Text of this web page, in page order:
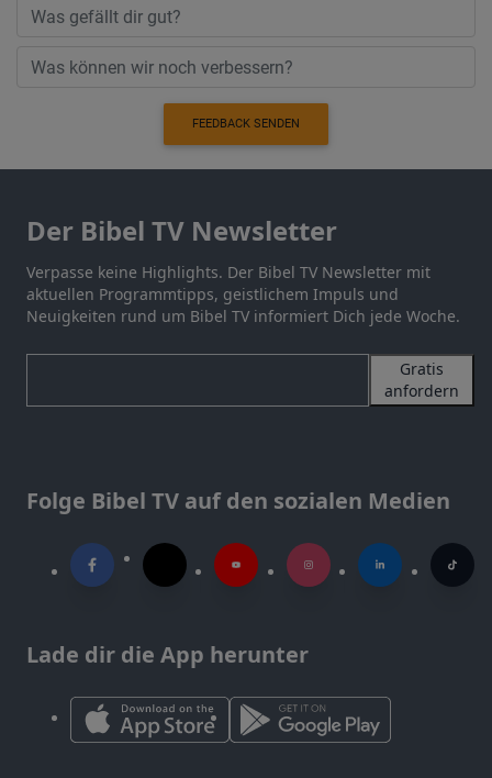
FEEDBACK SENDEN
Der Bibel TV Newsletter
Verpasse keine Highlights. Der Bibel TV Newsletter mit
aktuellen Programmtipps, geistlichem Impuls und
Neuigkeiten rund um Bibel TV informiert Dich jede Woche.
Gratis
anfordern
Folge Bibel TV auf den sozialen Medien
Lade dir die App herunter